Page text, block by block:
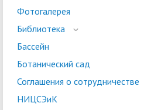
Фотогалерея
Библиотека
Бассейн
Ботанический сад
Соглашения о сотрудничестве
НИЦСЭиК